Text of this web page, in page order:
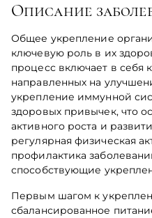
Описание
Общее укрепление
ключевую роль в их
процесс включает в себя
направленных на
укрепление иммунной
здоровых привычек, что
активного роста и
регулярная физическая
профилактика
способствующие
Первым шагом к
сбалансированное